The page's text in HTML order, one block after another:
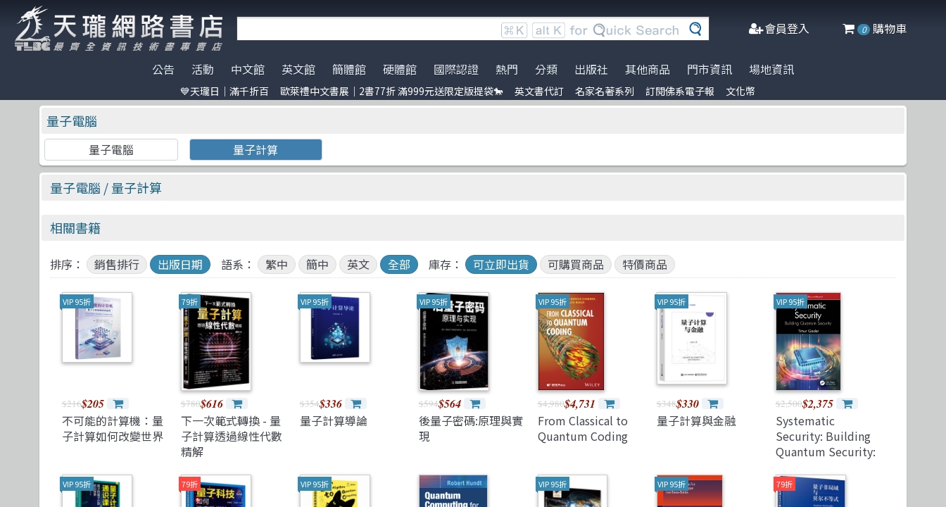
會員登入 0 購物車
公告
天瓏門市春節營業公告
門市營業客服時間調整 到店取貨新功能上線
※進口書籍到貨延誤公告※
※電子發票使用說明※
活動
天瓏日｜滿千折百
歐萊禮中文書展｜2書77折 滿999元送限定
服務｜代訂英文書
名家名著系列
中文館 英文館 簡體館 硬體館 國際認證
熱門
AI Coding
ChatGPT Python
Agile Software
Machine Learning
Design Pattern
影像辨識 Image-recognition
Prompt Engineering
Engineer self-growth
Computer Vision
Unit Test 單元測試 Refactoring
Reinforcement
程式交易 Trading
Data-visualization
TDD 測試導向開發
Java 程式語言
Microservices 微服務
遊戲引擎 Game-engine Raspberry Pi Version Control
分類
全部分類
Data Science 電子電路電機類
人工智慧
嵌入式系統
職涯發展
網站開發
遊戲開發設計
Adobe 軟體應用
Office 系列 Java
區塊鏈與金融科技
商業管理類
視覺影音設計
製圖軟體應用
出版社
碁峰資訊
旗標 全華圖書
博碩
歐萊禮
A K Peters
Adobe Press
MicroSoft
Springer
Morgan & Claypool 經緯文化
高思數位網路
其他商品
電子開發板
特價書籍 暢銷外文書
阿喵周邊商品
HITCON
Make 國際中文版
機器人雜誌 ROBOCON Magazine
門市資訊 場地資訊
💙天瓏日｜滿千折百 歐萊禮中文書展｜2書77折 滿999元送限定版提袋🐎 英文書代訂 名家名著系列 訂閱佛系電子報 文化幣
量子電腦
量子電腦 量子計算
量子電腦 / 量子計算
相關書籍
排序： 銷售排行 出版日期 語系： 繁中 簡中 英文 全部 庫存： 可立即出貨 可購買商品 特價商品
VIP 95折
$216$205
不可能的計算機：量
子計算如何改變世界
79折
$780$616
下一次範式轉換 - 量
子計算透過線性代數
精解
VIP 95折
$354$336
量子計算導論
VIP 95折
$594$564
後量子密碼:原理與實
現
VIP 95折
$4,980$4,731
From Classical to
Quantum Coding
VIP 95折
$348$330
量子計算與金融
VIP 95折
$2,500$2,375
Systematic
Security: Building
Quantum Security:
and Beyond
(Paperback)
VIP 95折 79折 VIP 95折 VIP 95折 VIP 95折 79折